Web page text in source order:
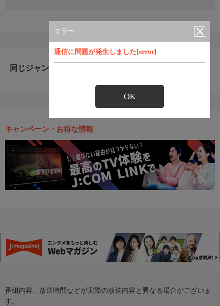
エラー
通信に問題が発生しました[error]
OK
同じジャンルのおすすめ番組
キャンペーン・お得な情報
番組内容、放送時間などが実際の放送内容と異なる場合がございま
す。